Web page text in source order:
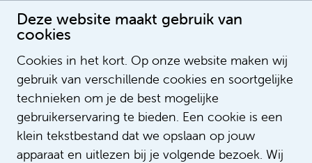
Deze website maakt gebruik van
cookies
Cookies in het kort. Op onze website maken wij
gebruik van verschillende cookies en soortgelijke
technieken om je de best mogelijke
gebruikerservaring te bieden. Een cookie is een
klein tekstbestand dat we opslaan op jouw
apparaat en uitlezen bij je volgende bezoek. Wij
Christian Batista Pereira